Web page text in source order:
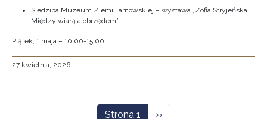
Siedziba Muzeum Ziemi Tarnowskiej – wystawa „Zofia Stryjeńska.
Między wiarą a obrzędem”
Piątek, 1 maja – 10:00-15:00
27 kwietnia, 2026
Strona 1 Następna strona
››